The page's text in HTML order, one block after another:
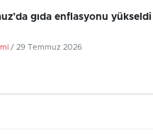
gıda enflasyonu yükseldi
/ 29 Temmuz 2026